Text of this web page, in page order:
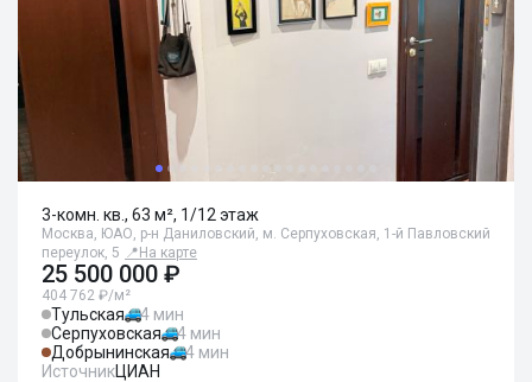
3-комн. кв., 63 м², 1/12 этаж
Москва, ЮАО, р-н Даниловский, м. Серпуховская, 1-й Павловский
переулок, 5 📍 На карте
25 500 000 ₽
404 762 ₽/м²
Тульская
4 мин
Серпуховская
4 мин
Добрынинская
4 мин
ИсточникЦИАН